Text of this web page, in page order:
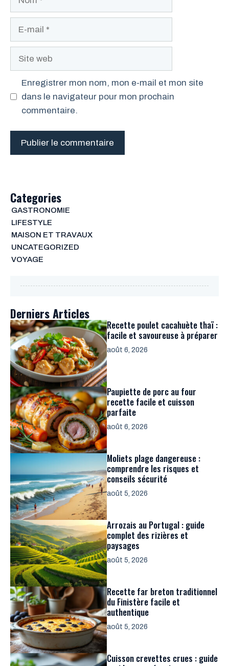
Site
Enregistrer mon nom, mon e-mail et mon site
dans le navigateur pour mon prochain
commentaire.
Categories
GASTRONOMIE
LIFESTYLE
MAISON ET TRAVAUX
UNCATEGORIZED
VOYAGE
Derniers Articles
Recette poulet cacahuète thaï :
facile et savoureuse à préparer
août 6, 2026
Paupiette de porc au four
recette facile et cuisson
parfaite
août 6, 2026
Moliets plage dangereuse :
comprendre les risques et
conseils sécurité
août 5, 2026
Arrozais au Portugal : guide
complet des rizières et
paysages
août 5, 2026
Recette far breton traditionnel
du Finistère facile et
authentique
août 5, 2026
Cuisson crevettes crues : guide